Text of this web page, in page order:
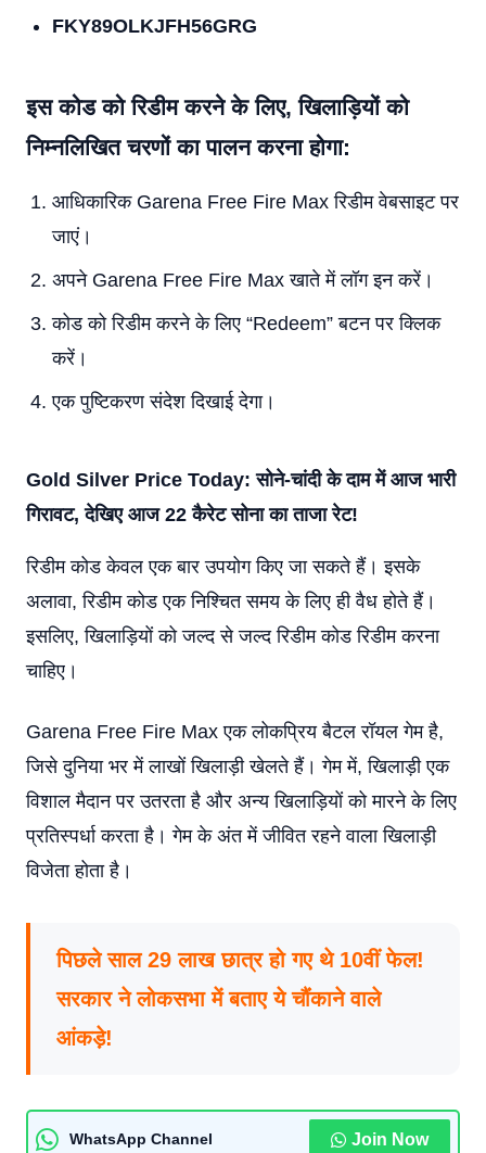
FKY89OLKJFH56GRG
इस कोड को रिडीम करने के लिए, खिलाड़ियों को
निम्नलिखित चरणों का पालन करना होगा:
आधिकारिक Garena Free Fire Max रिडीम वेबसाइट पर
जाएं।
अपने Garena Free Fire Max खाते में लॉग इन करें।
कोड को रिडीम करने के लिए “Redeem” बटन पर क्लिक
करें।
एक पुष्टिकरण संदेश दिखाई देगा।
Gold Silver Price Today: सोने-चांदी के दाम में आज भारी
गिरावट, देखिए आज 22 कैरेट सोना का ताजा रेट!
रिडीम कोड केवल एक बार उपयोग किए जा सकते हैं। इसके
अलावा, रिडीम कोड एक निश्चित समय के लिए ही वैध होते हैं।
इसलिए, खिलाड़ियों को जल्द से जल्द रिडीम कोड रिडीम करना
चाहिए।
Garena Free Fire Max एक लोकप्रिय बैटल रॉयल गेम है,
जिसे दुनिया भर में लाखों खिलाड़ी खेलते हैं। गेम में, खिलाड़ी एक
विशाल मैदान पर उतरता है और अन्य खिलाड़ियों को मारने के लिए
प्रतिस्पर्धा करता है। गेम के अंत में जीवित रहने वाला खिलाड़ी
विजेता होता है।
पिछले साल 29 लाख छात्र हो गए थे 10वीं फेल!
सरकार ने लोकसभा में बताए ये चौंंकाने वाले
आंकड़े!
WhatsApp Channel Join Now